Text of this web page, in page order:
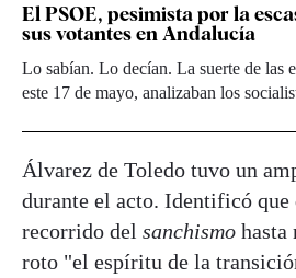
El PSOE, pesimista por la
sus votantes en Andalucía
Lo sabían. Lo decían. La suerte de las
este 17 de mayo, analizaban los
Álvarez de Toledo tuvo un
durante el acto. Identificó que
recorrido del sanchismo hasta
roto "el espíritu de la